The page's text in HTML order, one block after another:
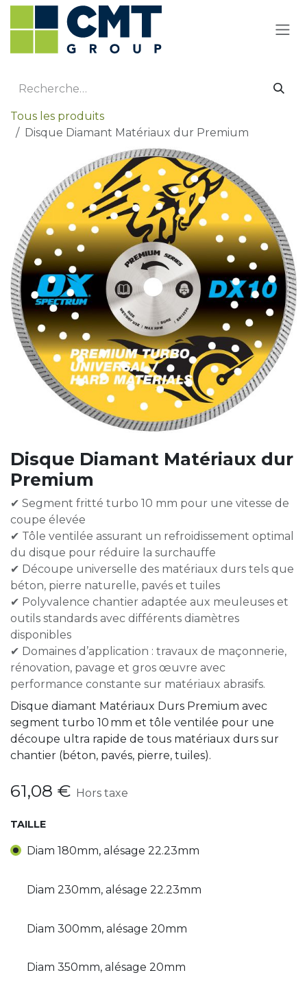
Se rendre au contenu
Tous les produits
Disque Diamant Matériaux dur Premium
Disque Diamant Matériaux dur
Premium
✔ Segment fritté turbo 10 mm pour une vitesse de
coupe élevée
✔ Tôle ventilée assurant un refroidissement optimal
du disque pour réduire la surchauffe
✔ Découpe universelle des matériaux durs tels que
béton, pierre naturelle, pavés et tuiles
✔ Polyvalence chantier adaptée aux meuleuses et
outils standards avec différents diamètres
disponibles
✔ Domaines d’application : travaux de maçonnerie,
rénovation, pavage et gros œuvre avec
performance constante sur matériaux abrasifs.
Disque diamant Matériaux Durs Premium avec
segment turbo 10 mm et tôle ventilée pour une
découpe ultra rapide de tous matériaux durs sur
chantier (béton, pavés, pierre, tuiles).
61,08 € Hors taxe
TAILLE
Diam 180mm, alésage 22.23mm
Diam 230mm, alésage 22.23mm
Diam 300mm, alésage 20mm
Diam 350mm, alésage 20mm